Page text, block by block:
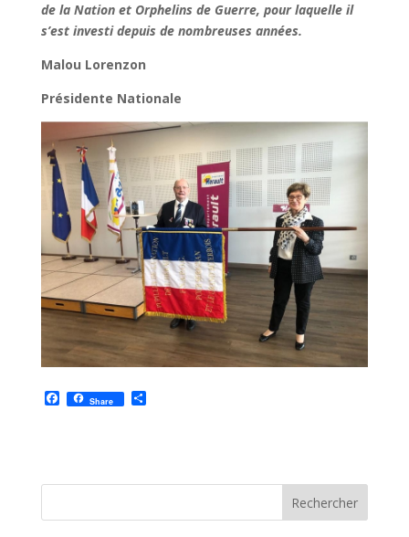
de la Nation et Orphelins de Guerre, pour laquelle il
s’est investi depuis de nombreuses années.
Malou Lorenzon
Présidente Nationale
F
a
o
Share P
e